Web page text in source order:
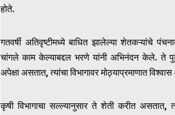
होते.
गतवर्षी अतिवृष्टीमध्ये बाधित झालेल्या शेतकऱ्यांचे
चांगले काम केल्याबद्दल भरणे यांनी अभिनंदन केले. ते
अपेक्षा असतात, त्यांचा विभागावर मोठ्याप्रमाणात
कृषी विभागाचा सल्ल्यानुसार ते शेती करीत असतात,